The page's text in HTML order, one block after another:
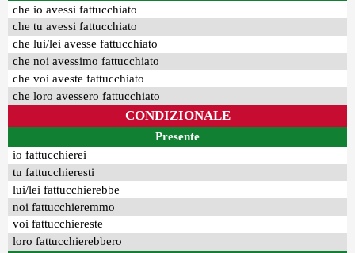
che io avessi fattucchiato
che tu avessi fattucchiato
che lui/lei avesse fattucchiato
che noi avessimo fattucchiato
che voi aveste fattucchiato
che loro avessero fattucchiato
CONDIZIONALE
Presente
io fattucchierei
tu fattucchieresti
lui/lei fattucchierebbe
noi fattucchieremmo
voi fattucchiereste
loro fattucchierebbero